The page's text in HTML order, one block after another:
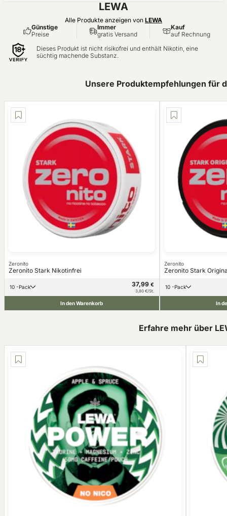
LEWA
Alle Produkte anzeigen von LEWA
Günstige
Preise
Immer
gratis Versand
Kauf
auf Rechnung
Dieses Produkt ist nicht risikofrei und enthält Nikotin, eine
süchtig machende Substanz.
Unsere Produktempfehlungen für
Zeronito
Zeronito Stark Nikotinfrei
10 -Pack 37,99 €
3,80 €/St.
In den Warenkorb
Zeronito
Zeronito Stark
10 -Pack
In
Erfahre mehr über